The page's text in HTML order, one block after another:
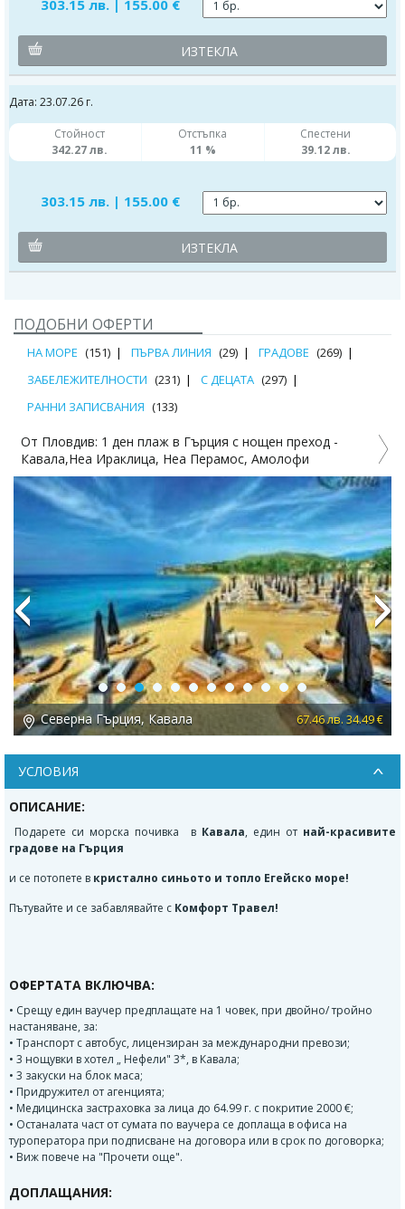
303.15 лв. | 155.00 €
ИЗТЕКЛА
Дата: 23.07.26 г.
Стойност
342.27 лв.
Отстъпка
11 %
Спестени
39.12 лв.
303.15 лв. | 155.00 €
ИЗТЕКЛА
ПОДОБНИ ОФЕРТИ
НА МОРЕ (151) ПЪРВА ЛИНИЯ (29) ГРАДОВЕ (269)
ЗАБЕЛЕЖИТЕЛНОСТИ (231) С ДЕЦАТА (297)
РАННИ ЗАПИСВАНИЯ (133)
От Пловдив: 1 ден плаж в Гърция с нощен преход -
Кавала,Неа Ираклица, Неа Перамос, Амолофи
Северна Гърция, Кавала 67.46 лв. 34.49 €
На
2
Previous Next
УСЛОВИЯ
ОПИСАНИЕ:
Подарете си морска почивка в Кавала, един от най-красивите
градове на Гърция
и се потопете в кристално синьото и топло Егейско море!
Пътувайте и се забавлявайте с Комфорт Травел!
ОФЕРТАТА ВКЛЮЧВА:
• Срещу един ваучер предплащате на 1 човек, при двойно/ тройно
настаняване, за:
• Транспорт с автобус, лицензиран за международни превози;
• 3 нощувки в хотел „ Нефели" 3*, в Кавала;
• 3 закуски на блок маса;
• Придружител от агенцията;
• Медицинска застраховка за лица до 64.99 г. с покритие 2000 €;
• Останалата част от сумата по ваучера се доплаща в офиса на
туроператора при подписване на договора или в срок по договорка;
• Виж повече на "Прочети още".
ДОПЛАЩАНИЯ: